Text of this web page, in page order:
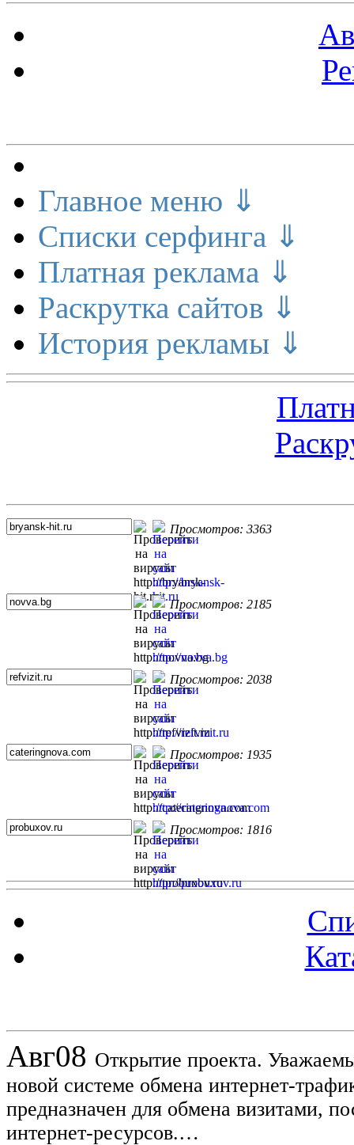
Главное меню ⇓
Списки серфинга ⇓
Платная реклама ⇓
Раскрутка сайтов ⇓
История рекламы ⇓
Просмотров: 3363
Просмотров: 2185
Просмотров: 2038
Просмотров: 1935
Просмотров: 1816
Авг08 Открытие проекта.
новой системе обмена интернет-
предназначен для обмена визитами,
интернет-ресурсов.…